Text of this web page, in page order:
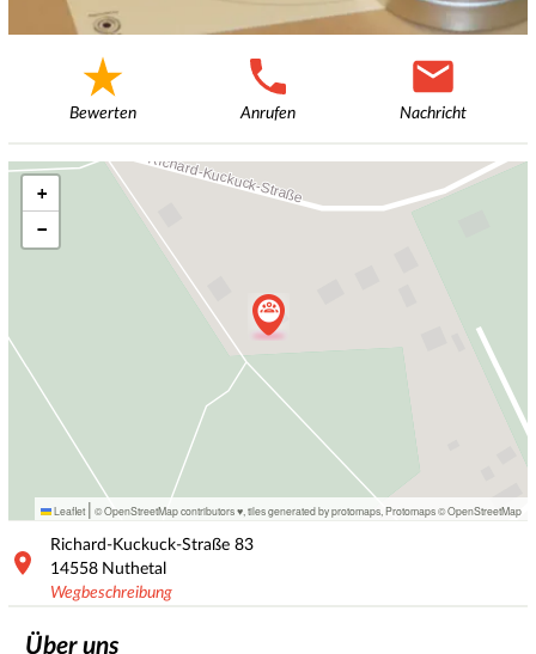
Bewerten Anrufen Nachricht
+
−
Leaflet | © OpenStreetMap contributors ♥, tiles generated by protomaps Protomaps©OpenStreetMap
Richard-Kuckuck-Straße 83
14558 Nuthetal
Wegbeschreibung
Über uns